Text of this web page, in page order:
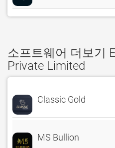
소프트웨어 더보기
Private Limited
Classic Gold
MS Bullion